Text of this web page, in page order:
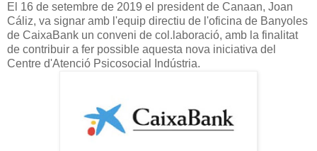
El 16 de setembre de 2019 el president de Canaan, Joan
Cáliz, va signar amb l'equip directiu de l'oficina de Banyoles
de CaixaBank un conveni de col.laboració, amb la finalitat
de contribuir a fer possible aquesta nova iniciativa del
Centre d'Atenció Psicosocial Indústria.